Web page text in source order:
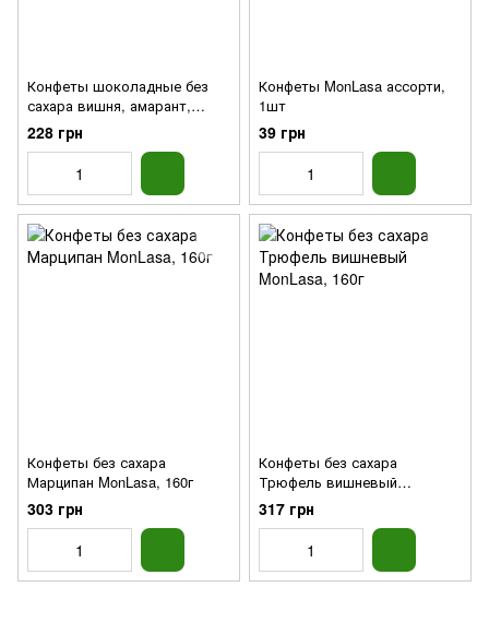
Конфеты шоколадные без
сахара вишня, амарант,
сезам Healthy Generation, 100г
228 грн
Конфеты MonLasa ассорти,
1шт
39 грн
Конфеты без сахара
Марципан MonLasa, 160г
303 грн
Конфеты без сахара
Трюфель вишневый
MonLasa, 160г
317 грн